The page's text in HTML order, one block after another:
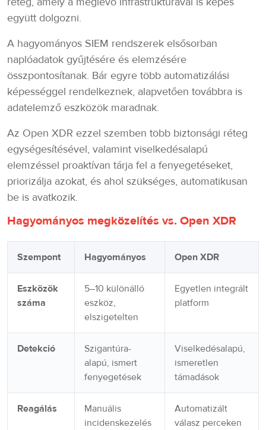
együtt dolgozni.
A hagyományos SIEM rendszerek elsősorban
naplóadatok gyűjtésére és elemzésére
összpontosítanak. Bár egyre több automatizálási
képességgel rendelkeznek, alapvetően továbbra is
adatelemző eszközök maradnak.
Az Open XDR ezzel szemben több biztonsági réteg
egységesítésével, valamint viselkedésalapú
elemzéssel proaktívan tárja fel a fenyegetéseket,
priorizálja azokat, és ahol szükséges, automatikusan
be is avatkozik.
Hagyományos megközelítés vs. Open XDR
Szempont Hagyományos Open XDR
Eszközök
száma
5–10 különálló
eszköz,
elszigetelten
Egyetlen integrált
platform
Detekció
Szigantúra-
alapú, ismert
fenyegetések
Viselkedésalapú,
ismeretlen
támadások
Reagálás
Manuális
incidenskezelés
Automatizált
válasz perceken